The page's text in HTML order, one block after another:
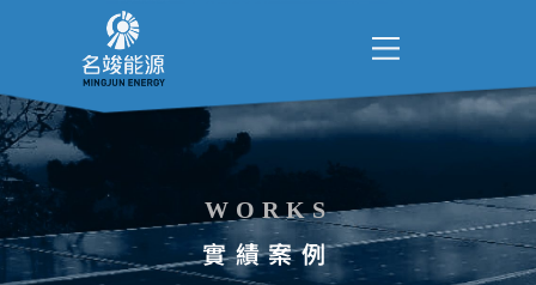
WORKS
實績案例